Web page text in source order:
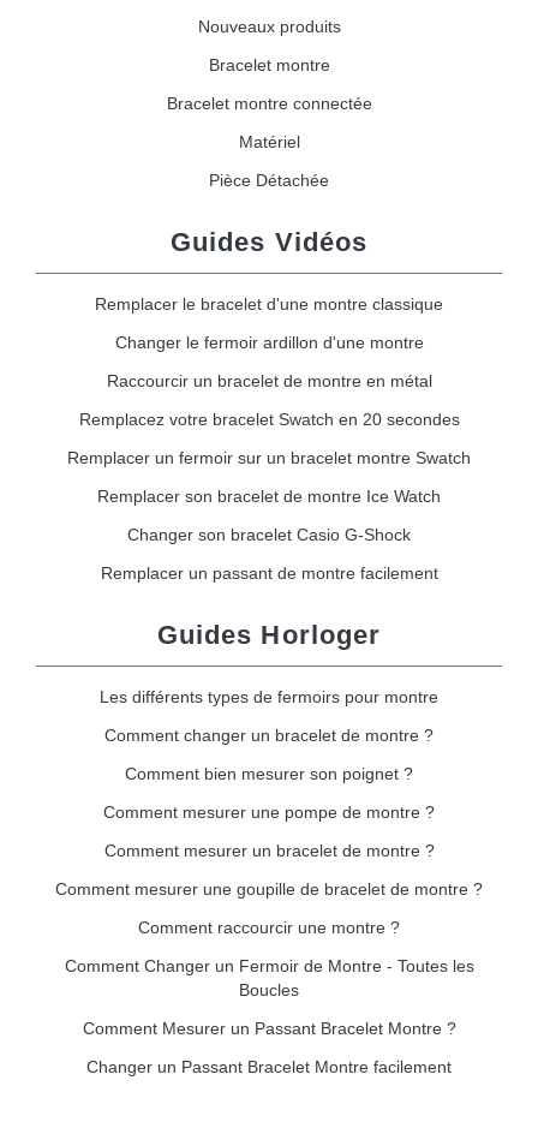
Nouveaux produits
Bracelet montre
Bracelet montre connectée
Matériel
Pièce Détachée
Guides Vidéos
Remplacer le bracelet d'une montre classique
Changer le fermoir ardillon d'une montre
Raccourcir un bracelet de montre en métal
Remplacez votre bracelet Swatch en 20 secondes
Remplacer un fermoir sur un bracelet montre Swatch
Remplacer son bracelet de montre Ice Watch
Changer son bracelet Casio G-Shock
Remplacer un passant de montre facilement
Guides Horloger
Les différents types de fermoirs pour montre
Comment changer un bracelet de montre ?
Comment bien mesurer son poignet ?
Comment mesurer une pompe de montre ?
Comment mesurer un bracelet de montre ?
Comment mesurer une goupille de bracelet de montre ?
Comment raccourcir une montre ?
Comment Changer un Fermoir de Montre - Toutes les
Boucles
Comment Mesurer un Passant Bracelet Montre ?
Changer un Passant Bracelet Montre facilement